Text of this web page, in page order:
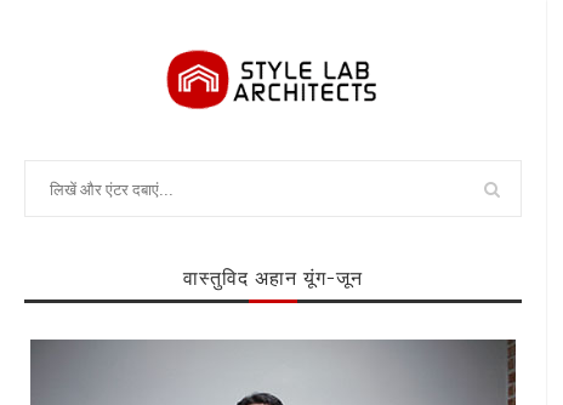
वास्तुविद अहान यूंग-जून